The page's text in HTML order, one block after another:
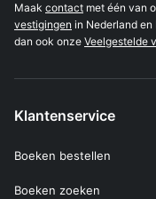
Maak contact met één van
vestigingen in Nederland
dan ook onze Veelgestelde
Klantenservice
Boeken bestellen
Boeken zoeken